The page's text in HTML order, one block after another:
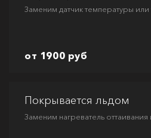
Заменим датчик температуры или
от 1900 руб
Покрывается льдом
Заменим нагреватель